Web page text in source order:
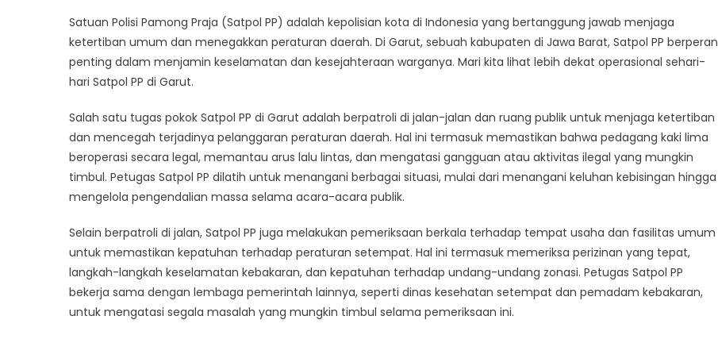
Harian
Satpol
PP
Satuan Polisi Pamong Praja (Satpol PP) adalah kepolisian kota di Indonesia yang bertanggung jawab menjaga
ketertiban umum dan menegakkan peraturan daerah. Di Garut, sebuah kabupaten di Jawa Barat, Satpol PP berperan
penting dalam menjamin keselamatan dan kesejahteraan warganya. Mari kita lihat lebih dekat operasional sehari-
hari Satpol PP di Garut.
Salah satu tugas pokok Satpol PP di Garut adalah berpatroli di jalan-jalan dan ruang publik untuk menjaga ketertiban
dan mencegah terjadinya pelanggaran peraturan daerah. Hal ini termasuk memastikan bahwa pedagang kaki lima
beroperasi secara legal, memantau arus lalu lintas, dan mengatasi gangguan atau aktivitas ilegal yang mungkin
timbul. Petugas Satpol PP dilatih untuk menangani berbagai situasi, mulai dari menangani keluhan kebisingan hingga
mengelola pengendalian massa selama acara-acara publik.
Selain berpatroli di jalan, Satpol PP juga melakukan pemeriksaan berkala terhadap tempat usaha dan fasilitas umum
untuk memastikan kepatuhan terhadap peraturan setempat. Hal ini termasuk memeriksa perizinan yang tepat,
langkah-langkah keselamatan kebakaran, dan kepatuhan terhadap undang-undang zonasi. Petugas Satpol PP
bekerja sama dengan lembaga pemerintah lainnya, seperti dinas kesehatan setempat dan pemadam kebakaran,
untuk mengatasi segala masalah yang mungkin timbul selama pemeriksaan ini.